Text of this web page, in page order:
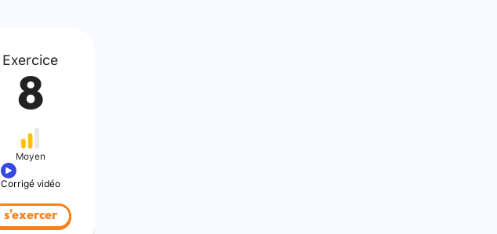
Exercice
8
Moyen
Corrigé vidéo
s'exercer